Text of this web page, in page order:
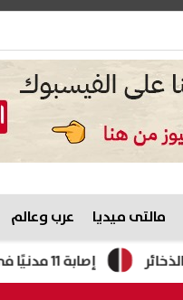
مالتى ميديا عرب وعالم
إصابة 11 مدنيًا في هجوم للحوثيين على نجران.. والتحالف يتوعد بإجراءات رادعة